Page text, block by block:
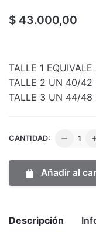
$ 43.000,00
TALLE 1
TALLE 2 UN 40/42
TALLE 3 UN 44/48
CANTIDAD:
Calza
cantidad
Añadir al
Descripción